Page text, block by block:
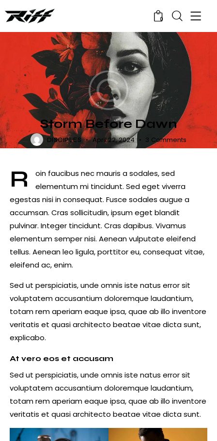
0
RELEASES
Storm Before Dawn
DISCIPLES April 22, 2024 3 Comments
R
oin faucibus nec mauris a sodales, sed
elementum mi tincidunt. Sed eget viverra
egestas nisi in consequat. Fusce sodales augue a
accumsan. Cras sollicitudin, ipsum eget blandit
pulvinar. Integer tincidunt. Cras dapibus. Vivamus
elementum semper nisi. Aenean vulputate eleifend
tellus. Aenean leo ligula, porttitor eu, consequat vitae,
eleifend ac, enim.
Sed ut perspiciatis, unde omnis iste natus error sit
voluptatem accusantium doloremque laudantium,
totam rem aperiam eaque ipsa, quae ab illo inventore
veritatis et quasi architecto beatae vitae dicta sunt,
explicabo.
At vero eos et accusam
Sed ut perspiciatis, unde omnis iste natus error sit
voluptatem accusantium doloremque laudantium,
totam rem aperiam eaque ipsa, quae ab illo inventore
veritatis et quasi architecto beatae vitae dicta sunt.